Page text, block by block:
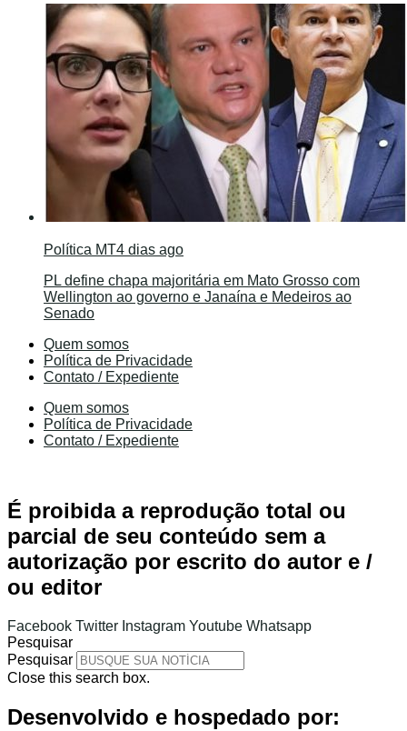
Política MT4 dias ago
PL define chapa majoritária em Mato Grosso com
Wellington ao governo e Janaína e Medeiros ao
Senado
Quem somos
Política de Privacidade
Contato / Expediente
Quem somos
Política de Privacidade
Contato / Expediente
É proibida a reprodução total ou
parcial de seu conteúdo sem a
autorização por escrito do autor e /
ou editor
Facebook Twitter Instagram Youtube Whatsapp
Pesquisar
Pesquisar
Close this search box.
Desenvolvido e hospedado por: